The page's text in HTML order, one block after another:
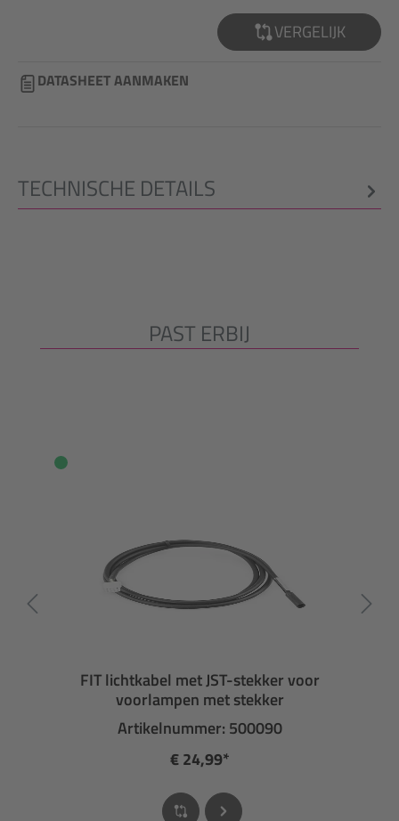
VERGELIJK
DATASHEET AANMAKEN
TECHNISCHE DETAILS
Productgalerij overslaanPAST ERBIJ
FIT lichtkabel met JST-stekker voor
voorlampen met stekker
Artikelnummer: 500090
€ 24,99*